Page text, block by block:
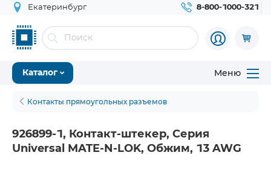
Екатеринбург 8-800-1000-321
Каталог Меню
Контакты прямоугольных разъемов
926899-1, Контакт-штекер, Серия
Universal MATE-N-LOK, Обжим, 13 AWG